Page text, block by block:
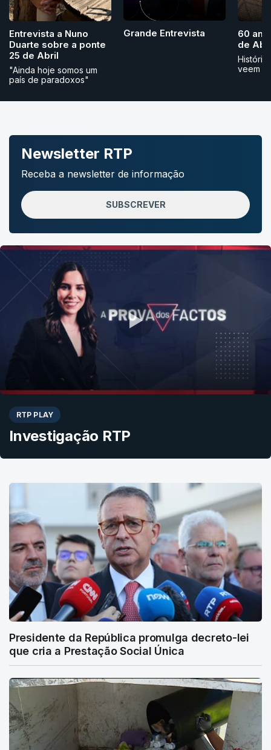
Entrevista a Nuno
Duarte sobre a ponte
25 de Abril
"Ainda hoje somos um
país de paradoxos"
Grande Entrevista
60
de
veem
Newsletter RTP
Receba a newsletter de informação
SUBSCREVER
RTP PLAY
Investigação RTP
Presidente da República promulga decreto-lei
que cria a Prestação Social Única